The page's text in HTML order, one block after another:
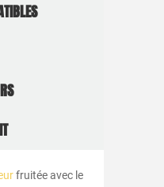
fruitée avec le